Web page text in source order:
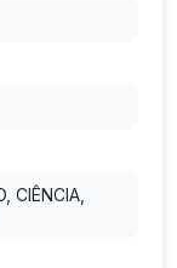
CIÊNCIA,